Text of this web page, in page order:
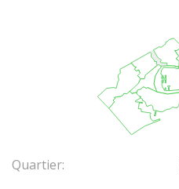
Quartier: